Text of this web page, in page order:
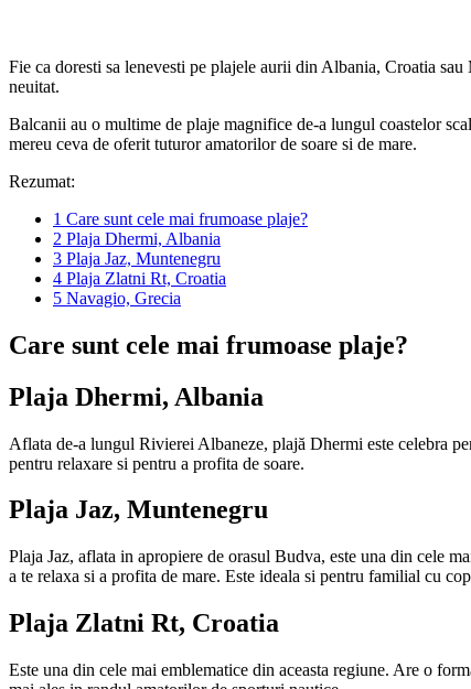
Fie ca doresti sa lenevesti pe plajele aurii din Albania, Croatia
neuitat.
Balcanii au o multime de plaje magnifice de-a lungul coastelor
mereu ceva de oferit tuturor amatorilor de soare si de mare.
Rezumat:
1 Care sunt cele mai frumoase plaje?
2 Plaja Dhermi, Albania
3 Plaja Jaz, Muntenegru
4 Plaja Zlatni Rt, Croatia
5 Navagio, Grecia
Care sunt cele mai frumoase plaje?
Plaja Dhermi, Albania
Aflata de-a lungul Rivierei Albaneze, plajă Dhermi este celebra
pentru relaxare si pentru a profita de soare.
Plaja Jaz, Muntenegru
Plaja Jaz, aflata in apropiere de orasul Budva, este una din cele
a te relaxa si a profita de mare. Este ideala si pentru familial cu
Plaja Zlatni Rt, Croatia
Este una din cele mai emblematice din aceasta regiune. Are o